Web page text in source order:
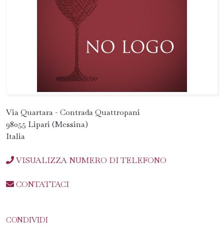
Via Quartara - Contrada Quattropani
98055 Lipari (Messina)
Italia
VISUALIZZA NUMERO DI TELEFONO
CONTATTACI
CONDIVIDI